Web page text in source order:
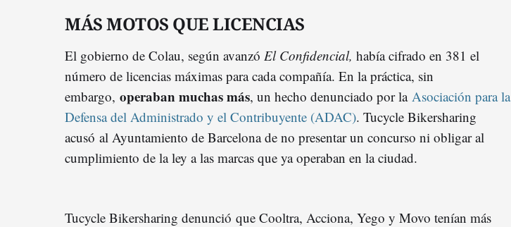
MÁS MOTOS QUE LICENCIAS
El gobierno de Colau, según avanzó El Confidencial, había cifrado en 381 el
número de licencias máximas para cada compañía. En la práctica, sin
embargo, operaban muchas más, un hecho denunciado por la Asociación para la
Defensa del Administrado y el Contribuyente (ADAC). Tucycle Bikersharing
acusó al Ayuntamiento de Barcelona de no presentar un concurso ni obligar al
cumplimiento de la ley a las marcas que ya operaban en la ciudad.
Tucycle Bikersharing denunció que Cooltra, Acciona, Yego y Movo tenían más